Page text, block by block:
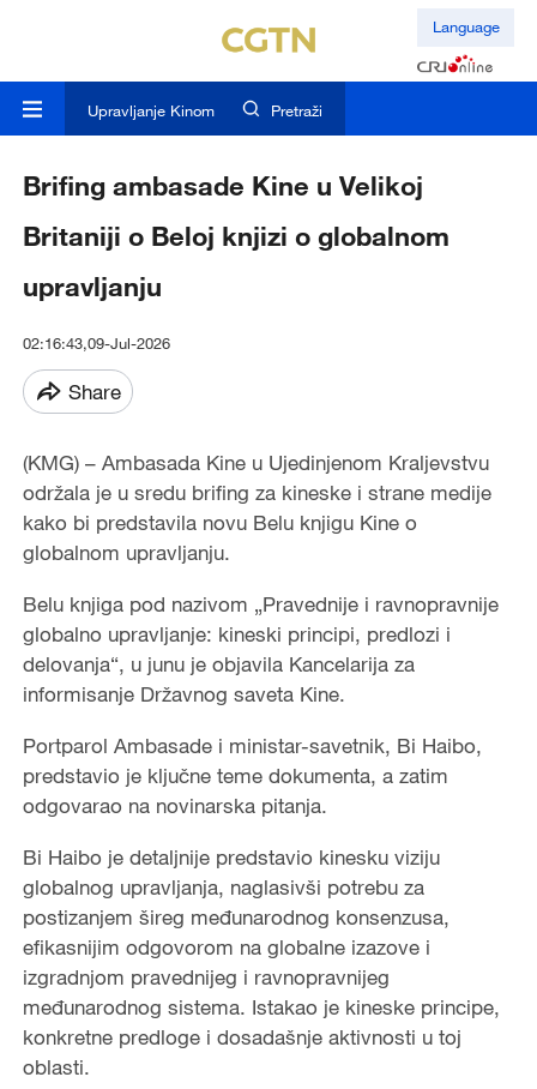
Language
Upravljanje Kinom Pretraži
Brifing ambasade Kine u Velikoj
Britaniji o Beloj knjizi o globalnom
upravljanju
02:16:43,09-Jul-2026
Share
(KMG) – Ambasada Kine u Ujedinjenom Kraljevstvu
održala je u sredu brifing za kineske i strane medije
kako bi predstavila novu Belu knjigu Kine o
globalnom upravljanju.
Belu knjiga pod nazivom „Pravednije i ravnopravnije
globalno upravljanje: kineski principi, predlozi i
delovanja“, u junu je objavila Kancelarija za
informisanje Državnog saveta Kine.
Portparol Ambasade i ministar-savetnik, Bi Haibo,
predstavio je ključne teme dokumenta, a zatim
odgovarao na novinarska pitanja.
Bi Haibo je detaljnije predstavio kinesku viziju
globalnog upravljanja, naglasivši potrebu za
postizanjem šireg međunarodnog konsenzusa,
efikasnijim odgovorom na globalne izazove i
izgradnjom pravednijeg i ravnopravnijeg
međunarodnog sistema. Istakao je kineske principe,
konkretne predloge i dosadašnje aktivnosti u toj
oblasti.